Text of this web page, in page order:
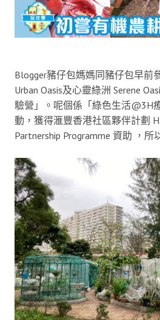
Blogger豬仔包媽媽同豬仔包早前
Urban Oasis及心靈綠洲 Serene
驗營」。呢個係「綠色生活@3H
動，獲得滙豐香港社區夥伴計劃
Partnership Programme 資助 ，所